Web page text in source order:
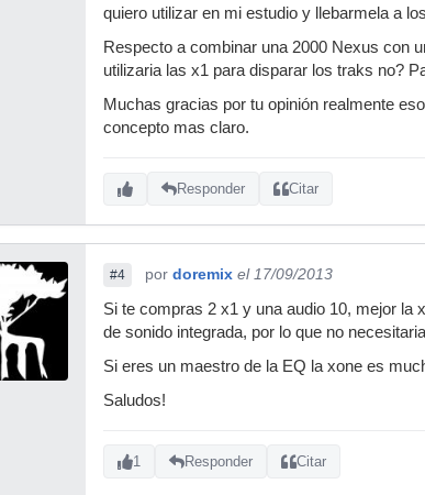
quiero utilizar en mi estudio y llebarmela a
Respecto a combinar una 2000 Nexus con
utilizaria las x1 para disparar los traks no?
Muchas gracias por tu opinión realmente
concepto mas claro.
Responder Citar
#4 por doremix el 17/09/2013
Si te compras 2 x1 y una audio 10, mejor la
de sonido integrada, por lo que no
Si eres un maestro de la EQ la xone es
Saludos!
1 Responder Citar